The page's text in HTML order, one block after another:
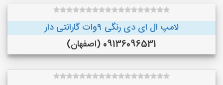
لامپ ال ای دی رنگی ۹وات گارانتی دار
09136096531 (اصفهان)